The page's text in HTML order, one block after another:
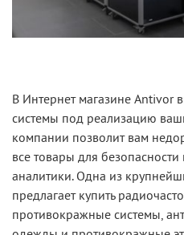
В Интернет магазине Antivor
системы под реализацию
компании позволит вам
все товары для
аналитики. Одна из
предлагает купить
противокражные системы,